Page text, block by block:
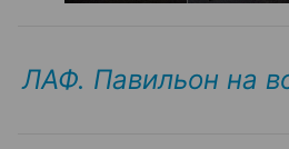
ЛАФ. Павильон на